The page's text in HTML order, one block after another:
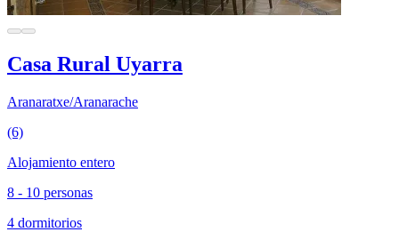
Casa Rural Uyarra
Aranaratxe/Aranarache
(6)
Alojamiento entero
8 - 10 personas
4 dormitorios